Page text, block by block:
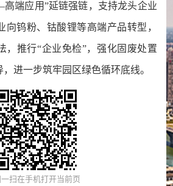
端应用”延链强链，支持龙头企业
向钨粉、钴酸锂等高端产品转型，
，推行“企业免检”，强化固废处置
进一步筑牢园区绿色循环底线。
扫在手机打开当前页